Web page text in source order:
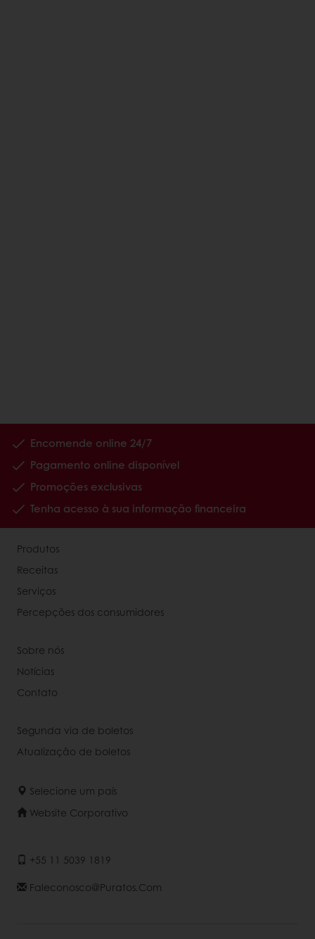
Encomende online 24/7
Pagamento online disponível
Promoções exclusivas
Tenha acesso à sua informação financeira
Produtos
Receitas
Serviços
Percepções dos consumidores
Sobre nós
Notícias
Contato
Segunda via de boletos
Atualização de boletos
Selecione um país
Website Corporativo
+55 11 5039 1819
Faleconosco@puratos.com